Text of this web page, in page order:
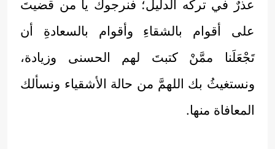
عذرٌ في تركه الدليل؛ فنرجوك يا من قضيتَ
على أقوام بالشقاءِ وأقوام بالسعادةِ أن
تَجْعَلَنا ممَّنْ كتبتَ لهم الحسنى وزيادة،
ونستغيثُ بك اللهمَّ من حالة الأشقياء ونسألك
المعافاة منها.